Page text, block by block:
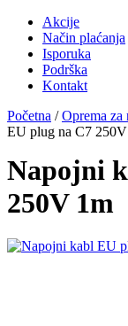
Akcije
Način plaćanja
Isporuka
Podrška
Kontakt
Početna /Oprema za
EU plug na C7
Napojni
250V 1m